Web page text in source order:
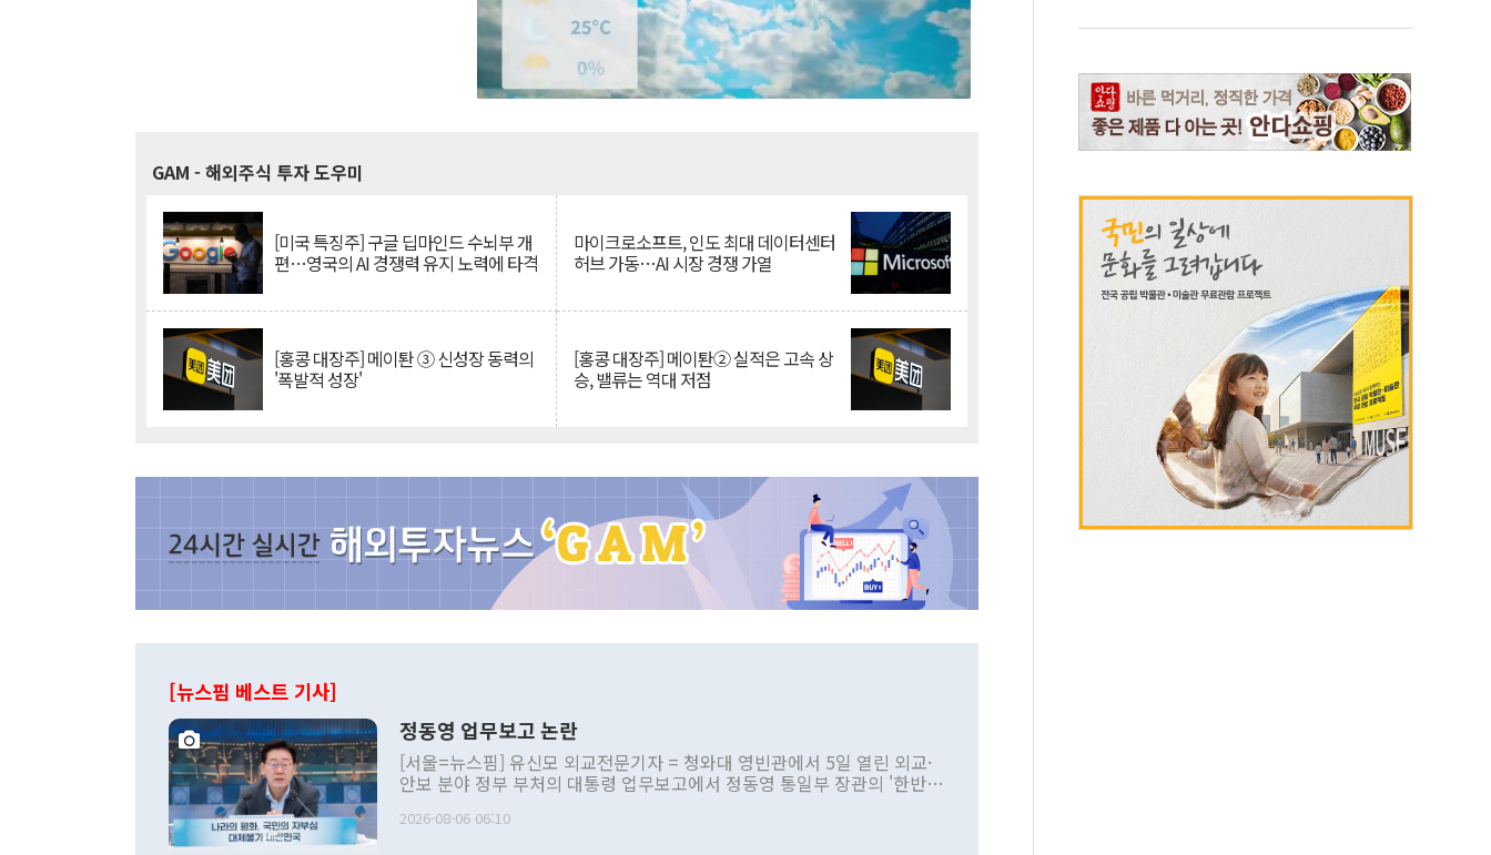
GAM - 해외주식 투자 도우미
[미국 특징주] 구글 딥마인드 수뇌부 개
편…영국의 AI 경쟁력 유지 노력에 타격
마이크로소프트, 인도 최대 데이터센터
허브 가동…AI 시장 경쟁 가열
[홍콩 대장주] 메이퇀 ③ 신성장 동력의
'폭발적 성장'
[홍콩 대장주] 메이퇀② 실적은 고속 상
승, 밸류는 역대 저점
[뉴스핌 베스트 기사]
정동영 업무보고 논란
[서울=뉴스핌] 유신모 외교전문기자 = 청와대 영빈관에서 5일 열린 외교·
안보 분야 정부 부처의 대통령 업무보고에서 정동영 통일부 장관의 '한반도
발언 중에는 정부 내 조율을 거치지 않은 사안을 정책으로 추진하겠다고 공
2026-08-06 06:10